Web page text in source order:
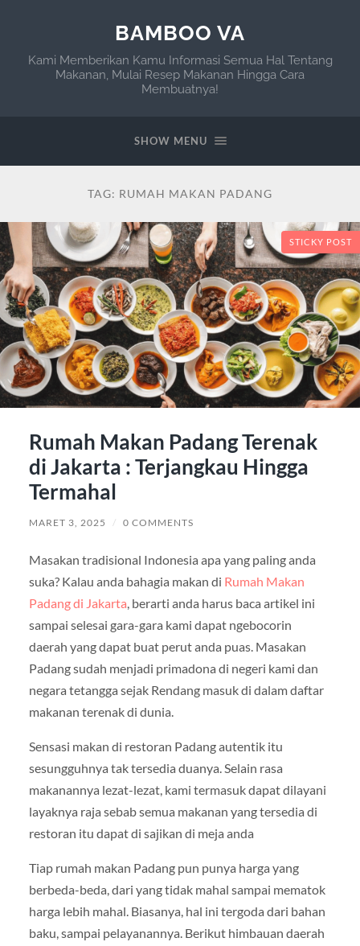
BAMBOO VA
Kami Memberikan Kamu Informasi Semua Hal Tentang
Makanan, Mulai Resep Makanan Hingga Cara
Membuatnya!
SHOW MENU
TAG: RUMAH MAKAN PADANG
STICKY POST
Rumah Makan Padang Terenak
di Jakarta : Terjangkau Hingga
Termahal
MARET 3, 2025 / 0 COMMENTS
Masakan tradisional Indonesia apa yang paling anda
suka? Kalau anda bahagia makan di Rumah Makan
Padang di Jakarta, berarti anda harus baca artikel ini
sampai selesai gara-gara kami dapat ngebocorin
daerah yang dapat buat perut anda puas. Masakan
Padang sudah menjadi primadona di negeri kami dan
negara tetangga sejak Rendang masuk di dalam daftar
makanan terenak di dunia.
Sensasi makan di restoran Padang autentik itu
sesungguhnya tak tersedia duanya. Selain rasa
makanannya lezat-lezat, kami termasuk dapat dilayani
layaknya raja sebab semua makanan yang tersedia di
restoran itu dapat di sajikan di meja anda
Tiap rumah makan Padang pun punya harga yang
berbeda-beda, dari yang tidak mahal sampai mematok
harga lebih mahal. Biasanya, hal ini tergoda dari bahan
baku, sampai pelayanannya. Berikut himbauan daerah